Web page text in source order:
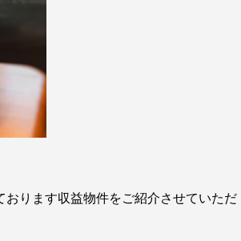
ります収益物件をご紹介させていただ